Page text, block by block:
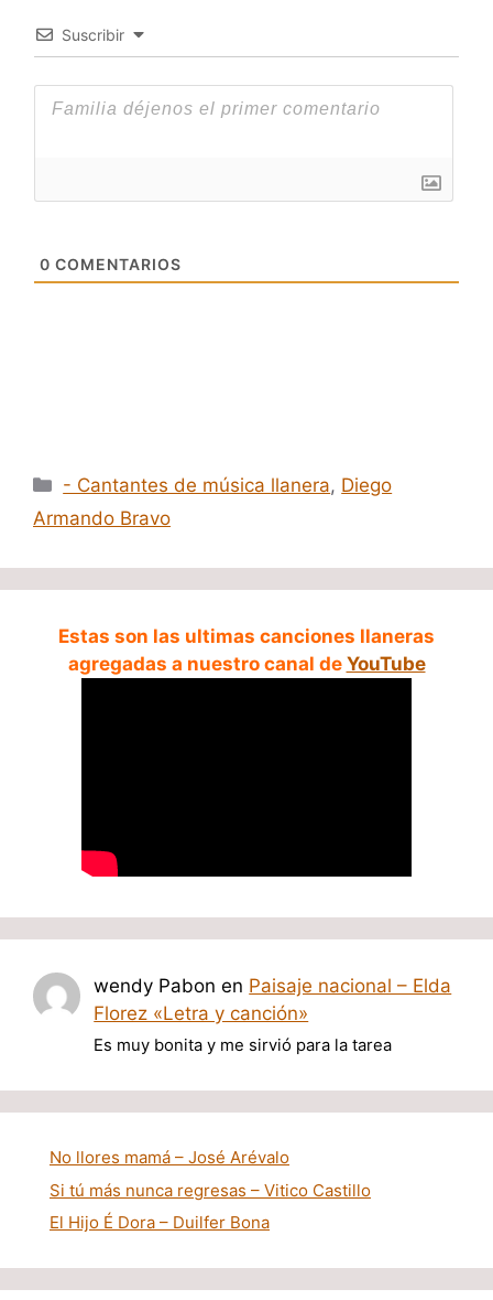
Suscribir
0 COMENTARIOS
Categorías
- Cantantes de música llanera, Diego
Armando Bravo
Estas son las ultimas canciones llaneras
agregadas a nuestro canal de YouTube
wendy Pabon en Paisaje nacional – Elda
Florez «Letra y canción»
Es muy bonita y me sirvió para la tarea
No llores mamá – José Arévalo
Si tú más nunca regresas – Vitico Castillo
El Hijo É Dora – Duilfer Bona